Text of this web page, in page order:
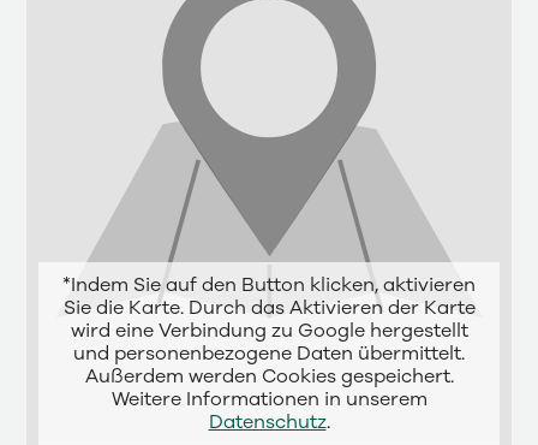
*Indem Sie auf den Button klicken, aktivieren
Sie die Karte. Durch das Aktivieren der Karte
wird eine Verbindung zu Google hergestellt
und personenbezogene Daten übermittelt.
Außerdem werden Cookies gespeichert.
Weitere Informationen in unserem
Datenschutz.